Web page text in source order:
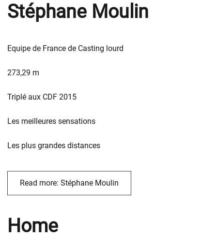
Stéphane Moulin
Equipe de France de Casting lourd
273,29 m
Triplé aux CDF 2015
Les meilleures sensations
Les plus grandes distances
Read more: Stéphane Moulin
Home